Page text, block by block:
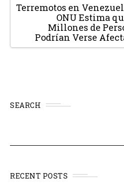
Terremotos en
ONU Estima
Millones de
Podrían Verse
SEARCH
RECENT POSTS